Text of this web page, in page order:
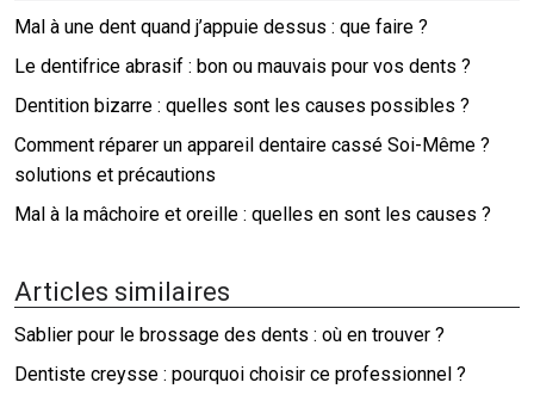
Mal à une dent quand j’appuie dessus : que faire ?
Le dentifrice abrasif : bon ou mauvais pour vos dents ?
Dentition bizarre : quelles sont les causes possibles ?
Comment réparer un appareil dentaire cassé Soi-Même ?
solutions et précautions
Mal à la mâchoire et oreille : quelles en sont les causes ?
Articles similaires
Sablier pour le brossage des dents : où en trouver ?
Dentiste creysse : pourquoi choisir ce professionnel ?